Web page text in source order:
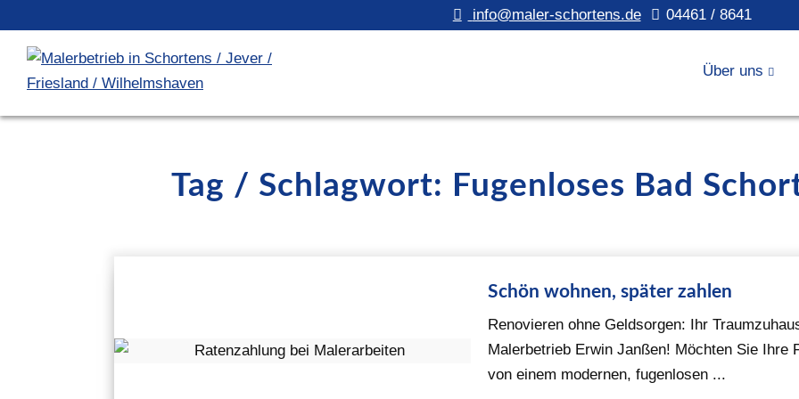
info@maler-schortens.de 04461 / 8641
Über uns
Tag / Schlagwort: Fugenloses Bad
Schön wohnen, später zahlen
Renovieren ohne Geldsorgen: Ihr
Malerbetrieb Erwin Janßen! Möchten Sie Ihre
von einem modernen, fugenlosen ...